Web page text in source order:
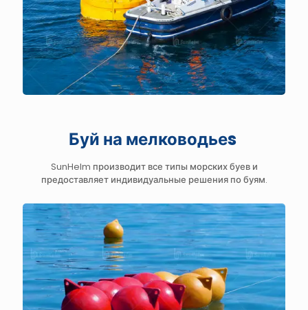
Буй на мелководьеs
SunHelm производит все типы морских буев и
предоставляет индивидуальные решения по буям.